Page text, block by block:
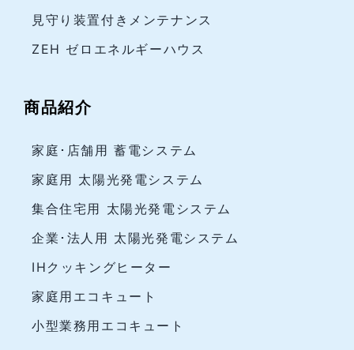
見守り装置付きメンテナンス
ZEH ゼロエネルギーハウス
商品紹介
家庭･店舗用 蓄電システム
家庭用 太陽光発電システム
集合住宅用 太陽光発電システム
企業･法人用 太陽光発電システム
IHクッキングヒーター
家庭用エコキュート
小型業務用エコキュート